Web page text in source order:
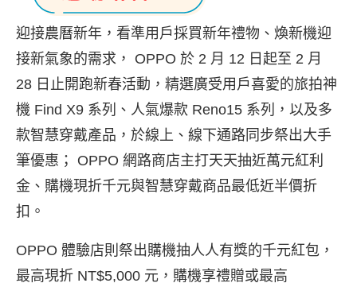
迎接農曆新年，看準用戶採買新年禮物、煥新機迎
接新氣象的需求， OPPO 於 2 月 12 日起至 2 月
28 日止開跑新春活動，精選廣受用戶喜愛的旅拍神
機 Find X9 系列、人氣爆款 Reno15 系列，以及多
款智慧穿戴產品，於線上、線下通路同步祭出大手
筆優惠； OPPO 網路商店主打天天抽近萬元紅利
金、購機現折千元與智慧穿戴商品最低近半價折
扣。
OPPO 體驗店則祭出購機抽人人有獎的千元紅包，
最高現折 NT$5,000 元，購機享禮贈或最高